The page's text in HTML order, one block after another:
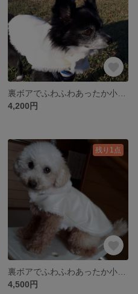
4,200円
残り1点
4,500円